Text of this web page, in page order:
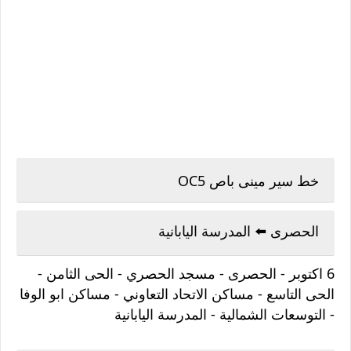
خط سير مينى باص OC5
الحصرى ⁦⬅️⁩ المدرسة اليابانية
6 اكتوبر - الحصرى - مسجد الحصري - الحى الثامن -
الحى التاسع - مساكن الاتحاد التعاوني - مساكن ابو الوفا
- التوسعات الشمالية - المدرسة اليابانية